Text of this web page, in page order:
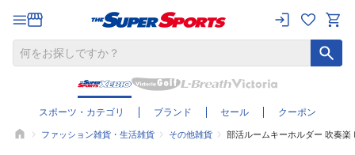
スポーツ・カテゴリ ブランド セール クーポン
ファッション雑貨・生活雑貨 その他雑貨 部活ルームキーホルダー 吹奏楽